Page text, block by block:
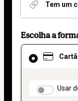
Tem um
Escolha a
Usar
Cartão
de
como
método